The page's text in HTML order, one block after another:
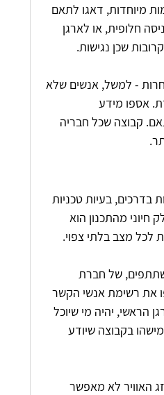
מיוחדות, דאגו לתאם
חלופית, או לארגן
שכן נגישות.
- למשל, אנשים שלא
אספו מידע
קבוצה שכל חבריה
בדרכים, בעיות טכניות
מהתכנון הוא
לכל מצב בלתי צפוי.
של חברת
את רשימת אנשי הקשר
הראשי, יהיה מי שיוכל
בקבוצה שיודע
האוויר לא מאפשר